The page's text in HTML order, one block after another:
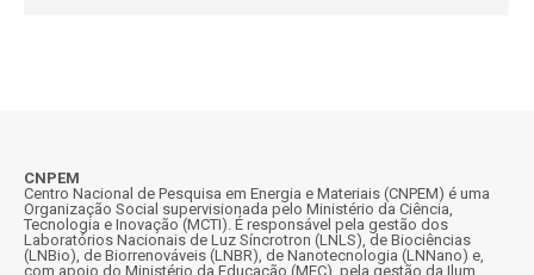
CNPEM
Centro Nacional de Pesquisa em Energia e Materiais (CNPEM) é uma
Organização Social supervisionada pelo Ministério da Ciência,
Tecnologia e Inovação (MCTI). É responsável pela gestão dos
Laboratórios Nacionais de Luz Síncrotron (LNLS), de Biociências
(LNBio), de Biorrenováveis (LNBR), de Nanotecnologia (LNNano) e,
com apoio do Ministério da Educação (MEC), pela gestão da Ilum